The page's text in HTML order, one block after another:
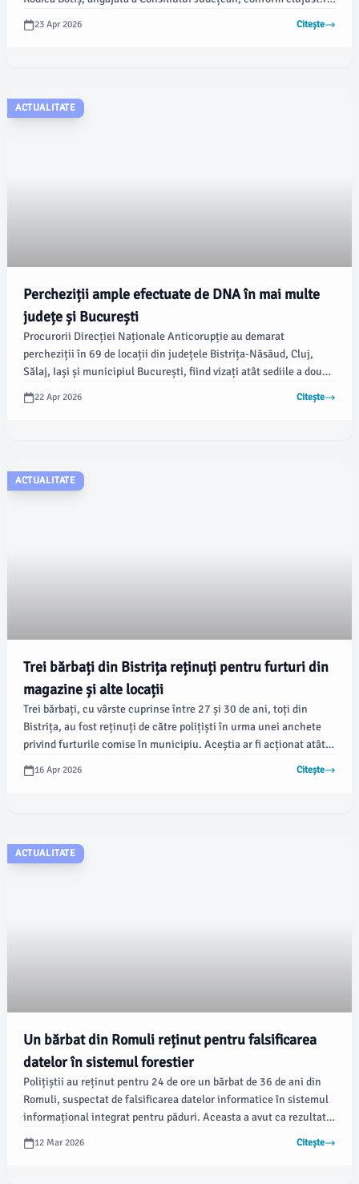
După încheierea audierilor, Rodica Botiș a fost eliberată, în timp
ce cei doi bărbați au rămas pentru proceduri suplimentare.
23 Apr 2026 Citește
ACTUALITATE
Percheziții ample efectuate de DNA în mai multe
județe și București
Procurorii Direcției Naționale Anticorupție au demarat
percheziții în 69 de locații din județele Bistrița-Năsăud, Cluj,
Sălaj, Iași și municipiul București, fiind vizați atât sediile a două
instituții publice, cât și locuințele unor persoane fizice. Aceste
acțiuni au loc în contextul unor suspiciuni de corupție legate de
22 Apr 2026 Citește
ACTUALITATE
Trei bărbați din Bistrița reținuți pentru furturi din
magazine și alte locații
Trei bărbați, cu vârste cuprinse între 27 și 30 de ani, toți din
Bistrița, au fost reținuți de către polițiști în urma unei anchete
privind furturile comise în municipiu. Aceștia ar fi acționat atât
împreună, cât și individual, sustrăgând bani și bunuri din diverse
locații, conform timponline.ro.
16 Apr 2026 Citește
ACTUALITATE
Un bărbat din Romuli reținut pentru falsificarea
datelor în sistemul forestier
Polițiștii au reținut pentru 24 de ore un bărbat de 36 de ani din
Romuli, suspectat de falsificarea datelor informatice în sistemul
informațional integrat pentru păduri. Aceasta a avut ca rezultat
furnizarea de informații eronate, utilizate pentru a genera
consecințe juridice, informează Poliția.
12 Mar 2026 Citește